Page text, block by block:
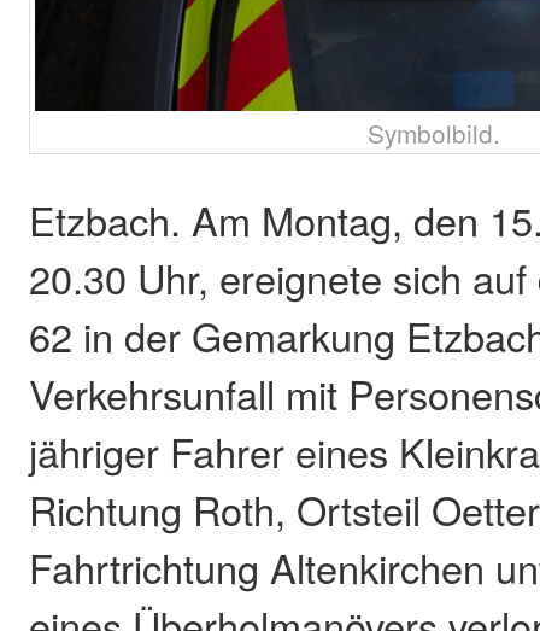
Symbolbild.
Etzbach. Am Montag, den
20.30 Uhr, ereignete sich
62 in der Gemarkung
Verkehrsunfall mit
jähriger Fahrer eines
Richtung Roth, Ortsteil
Fahrtrichtung Altenkirchen